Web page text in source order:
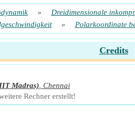
» Dreidimensionale
» Polarkoordinate
Credits
Madras) Chennai
Rechner erstellt!